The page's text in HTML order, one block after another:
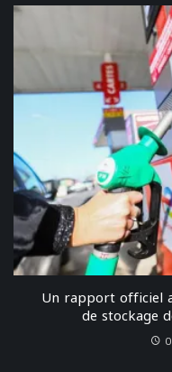
Un rapport officiel
de stockage